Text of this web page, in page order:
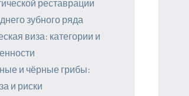
реставрации
зубного ряда
виза: категории и
и чёрные грибы:
и риски